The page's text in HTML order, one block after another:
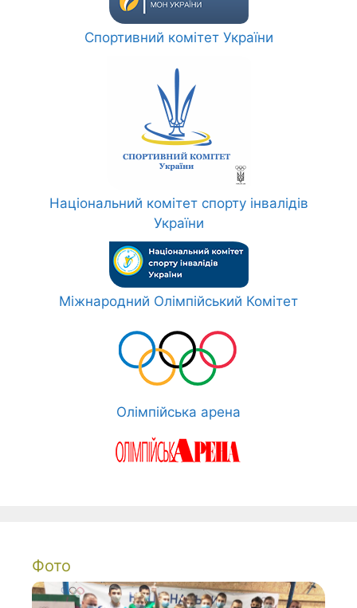
Спортивний комітет України
Національний комітет спорту інвалідів
України
Міжнародний Олімпійський Комітет
Олімпійська арена
Фото